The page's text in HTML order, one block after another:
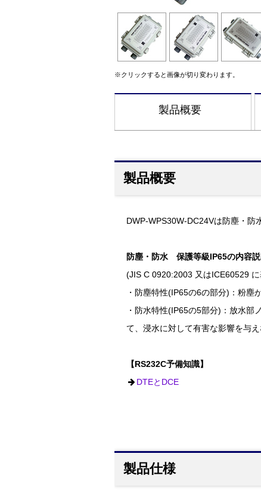
※クリックすると画像が切り変わります。
製品概要
製品概要
DWP-WPS30W-DC24Vは防塵・防
防塵・防水 保護等級IP65の内容説
(JIS C 0920:2003 又はICE60529
・防塵特性(IP65の6の部分)：粉塵
・防水特性(IP65の5部分)：放水
て、浸水に対して有害な影響を与え
【RS232C予備知識】
DTEとDCE
製品仕様